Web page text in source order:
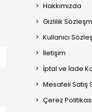
Hakkımızda
Gizlilik
Kullanıcı
İletişim
İptal ve İade
Mesafeli Satış
Çerez Politikası